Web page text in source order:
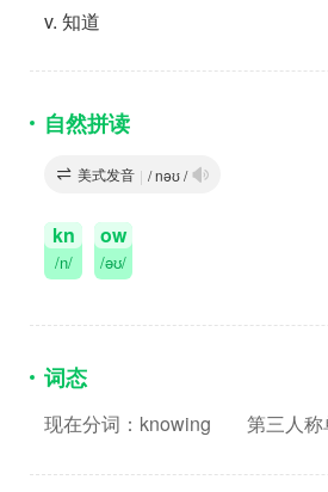
v. 知道
自然拼读
美式发音 | / nəʊ /
kn
/n/
ow
/əʊ/
词态
现在分词：knowing 第三人